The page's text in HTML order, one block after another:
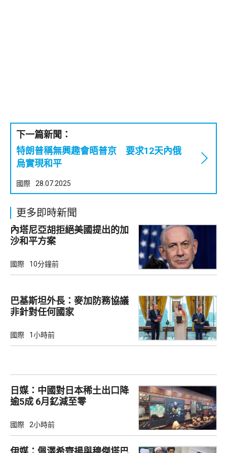
下一篇新聞：
特朗普稱無興趣會晤普京 要求12天內俄
烏實現和平
國際 28.07.2025
更多即時新聞
內塔尼亞胡拒絕美國提出的加
沙和平方案
國際 10分鐘前
巴基斯坦外長：麥加防務協議
非針對任何國家
國際 1小時前
日媒：中國對日本稀土出口降
逾5成 6月釔減至零
國際 2小時前